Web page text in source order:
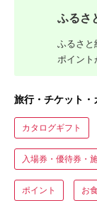
ふるさ
ふるさと
ポイント
旅行・チケット・
カタログギフト
入場券・優待券・
ポイント お